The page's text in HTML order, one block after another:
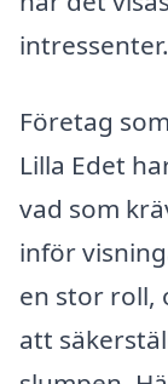
intressenter.
Företag
Lilla Edet
vad som
inför
en stor roll,
att